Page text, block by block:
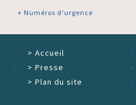
+ Numéros d'urgence
> Accueil
> Presse
> Plan du site